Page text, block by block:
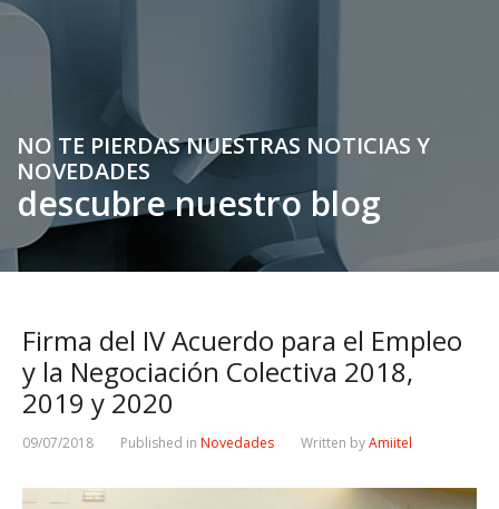
NO TE PIERDAS NUESTRAS NOTICIAS Y
NOVEDADES
descubre nuestro blog
Firma del IV Acuerdo para el Empleo
y la Negociación Colectiva 2018,
2019 y 2020
09/07/2018 Published in Novedades Written byAmiitel